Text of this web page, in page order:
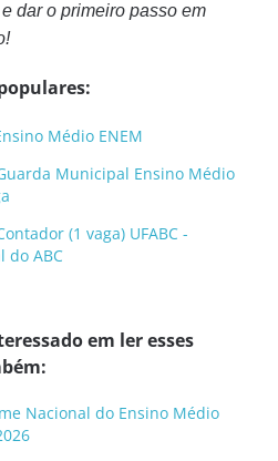
dar o primeiro passo em
Médio ENEM
Municipal Ensino Médio
(1 vaga) UFABC -
do ABC
em ler esses
Nacional do Ensino Médio